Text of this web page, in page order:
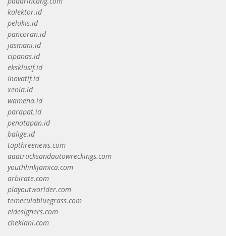
kolektor.id
pelukis.id
pancoran.id
jasmani.id
cipanas.id
eksklusif.id
inovatif.id
xenia.id
wamena.id
parapat.id
penatapan.id
balige.id
topthreenews.com
aaatrucksandautowreckings.com
youthlinkjamica.com
arbirate.com
playoutworlder.com
temeculabluegrass.com
eldesigners.com
cheklani.com